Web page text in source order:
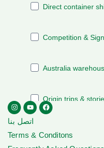
اتصل بنا
Terms & Conditons